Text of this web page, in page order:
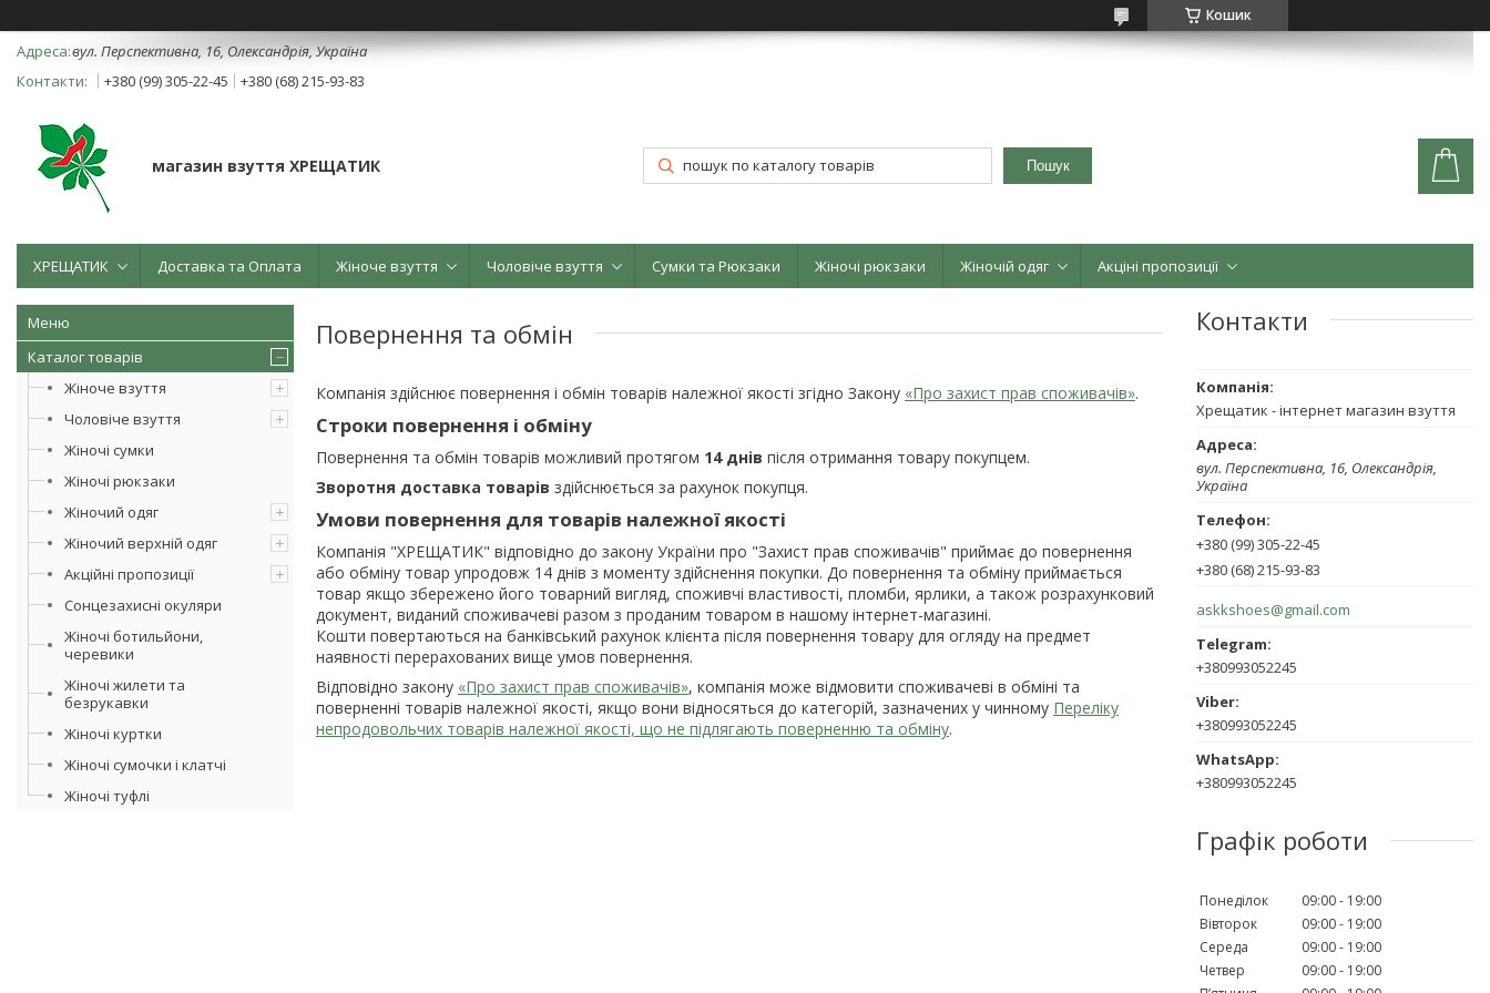
Кошик
вул. Перспективна, 16, Олександрія, Україна
+380 (99) 305-22-45
+380 (68) 215-93-83
магазин взуття ХРЕЩАТИК Пошук
ХРЕЩАТИК Доставка та Оплата Жіноче взуття Чоловіче взуття Сумки та Рюкзаки Жіночі рюкзаки Жіночій одяг Акціні пропозиції
Каталог товарів
Жіноче взуття
Чоловіче взуття
Жіночі сумки
Жіночі рюкзаки
Жіночий одяг
Жіночий верхній одяг
Акційні пропозиції
Сонцезахисні окуляри
Жіночі ботильйони,
черевики
Жіночі жилети та
безрукавки
Жіночі куртки
Жіночі сумочки і клатчі
Жіночі туфлі
Повернення та обмін
Компанія здійснює повернення і обмін товарів належної якості згідно Закону «Про захист прав споживачів».
Строки повернення і обміну
Повернення та обмін товарів можливий протягом 14 днів після отримання товару покупцем.
Зворотня доставка товарів здійснюється за рахунок покупця.
Умови повернення для товарів належної якості
Компанія "ХРЕЩАТИК" відповідно до закону України про "Захист прав споживачів" приймає до повернення
або обміну товар упродовж 14 днів з моменту здійснення покупки. До повернення та обміну приймається
товар якщо збережено його товарний вигляд, споживчі властивості, пломби, ярлики, а також розрахунковий
документ, виданий споживачеві разом з проданим товаром в нашому інтернет-магазині.
Кошти повертаються на банківський рахунок клієнта після повернення товару для огляду на предмет
наявності перерахованих вище умов повернення.
Відповідно закону «Про захист прав споживачів», компанія може відмовити споживачеві в обміні та
поверненні товарів належної якості, якщо вони відносяться до категорій, зазначених у чинному Переліку
непродовольчих товарів належної якості, що не підлягають поверненню та обміну.
Контакти
Хрещатик - інтернет магазин взуття
вул. Перспективна, 16, Олександрія,
Україна
+380 (99) 305-22-45
+380 (68) 215-93-83
askkshoes@gmail.com
+380993052245
+380993052245
+380993052245
Графік роботи
Понеділок 09:00
19:00
Вівторок
09:00
19:00
Середа
09:00
19:00
Четвер
09:00
19:00